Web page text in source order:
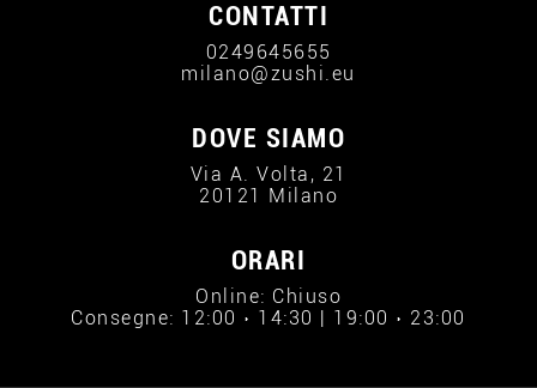
CONTATTI
0249645655
milano@zushi.eu
DOVE SIAMO
Via A. Volta, 21
20121 Milano
ORARI
Online: Chiuso
Consegne: 12:00 › 14:30 | 19:00 › 23:00